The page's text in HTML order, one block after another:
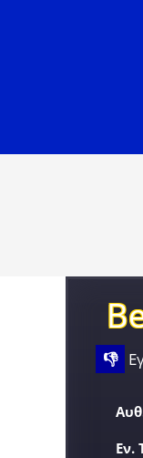
👎
Εν.